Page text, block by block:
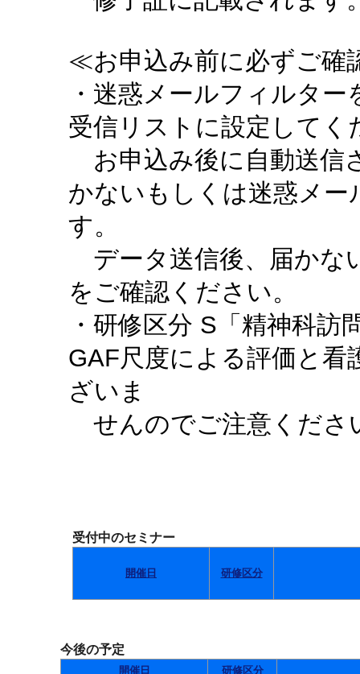
≪お申込み前に必ずご確
・迷惑メールフィルタ
受信リストに設定してく
お申込み後に自動送信
かないもしくは迷惑メ
す。
データ送信後、届かな
をご確認ください。
・研修区分 S「精神科
GAF尺度による評価と看
ざいま
せんのでご注意くださ
受付中のセミナー
開催日 研修区分
今後の予定
開催日 研修区分